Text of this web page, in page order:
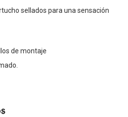
sellados para una sensación
de montaje